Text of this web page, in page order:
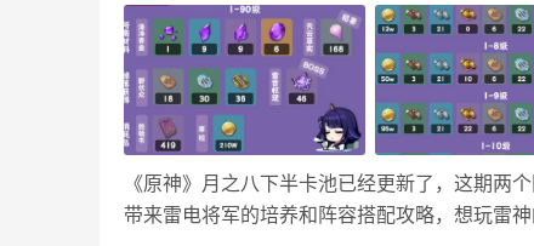
《原神》月之八下半卡池已经更新了，这期两
带来雷电将军的培养和阵容搭配攻略，想玩雷